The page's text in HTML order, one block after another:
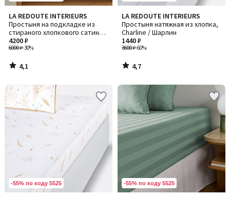
LA REDOUTE INTERIEURS
Простыня на подкладке из
стираного хлопкового сатина
плотностью 118 нитей/см²,
Victor / Виктор
6000 ₽-30%
4200 ₽
4,1
/ 5
4,1
/
LA REDOUTE INTERIEURS
Простыня натяжная из хлопка,
Charline / Шарлин
3600 ₽-60%
1440 ₽
4,7
/ 5
4,7
/
-55% по коду 5525 -55% по коду 5525